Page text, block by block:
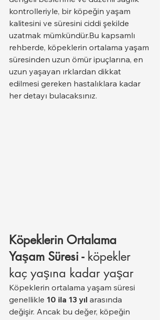
kontrolleriyle, bir köpeğin yaşam
kalitesini ve süresini ciddi şekilde
uzatmak mümkündür.Bu kapsamlı
rehberde, köpeklerin ortalama yaşam
süresinden uzun ömür ipuçlarına, en
uzun yaşayan ırklardan dikkat
edilmesi gereken hastalıklara kadar
her detayı bulacaksınız.
Köpeklerin Ortalama
Yaşam Süresi - köpekler
kaç yaşına kadar yaşar
Köpeklerin ortalama yaşam süresi
genellikle 10 ila 13 yıl arasında
değişir. Ancak bu değer, köpeğin